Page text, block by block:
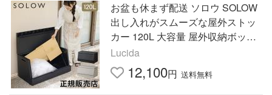
お盆も休まず配送 ソロウ SOLOW
出し入れがスムーズな屋外ストッ
カー 120L 大容量 屋外収納ボック
ス ごみ箱 ベランダ 庭
Lucida
12,100円 送料無料